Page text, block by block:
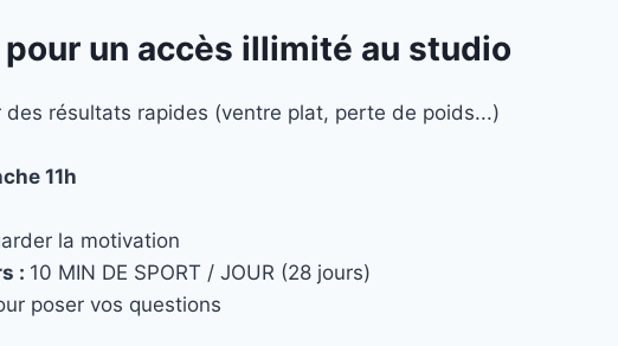
un accès illimité au studio
des résultats rapides (ventre plat, perte de poids...)
11h
la motivation
: 10 MIN DE SPORT / JOUR (28 jours)
poser vos questions